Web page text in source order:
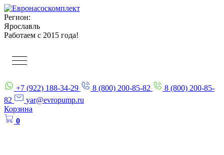
Регион:
Ярославль
Работаем с 2015 года!
+7 (922) 188-34-29 8 (800) 200-85-82
8 (800) 200-85-
82
yar@evropump.ru
Корзина
0